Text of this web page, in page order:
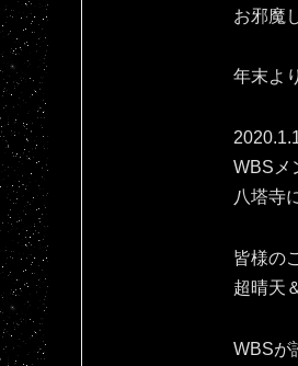
お邪魔
年末よ
WBSメ
八塔寺
皆様の
超晴天
WBSが